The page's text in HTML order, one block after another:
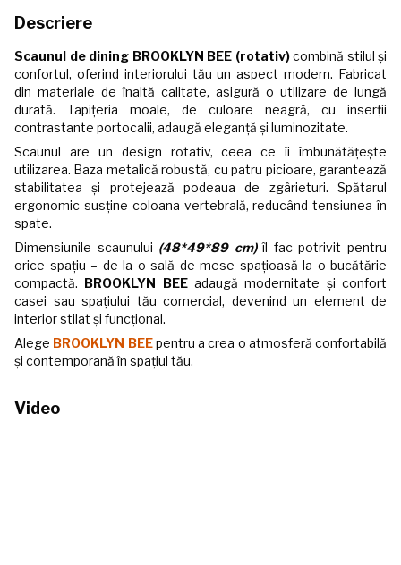
Descriere
Scaunul de dining BROOKLYN BEE (rotativ)combină stilul și
confortul, oferind interiorului tău un aspect modern. Fabricat
din materiale de înaltă calitate, asigură o utilizare de lungă
durată. Tapițeria moale, de culoare neagră, cu inserții
contrastante portocalii, adaugă eleganță și luminozitate.
Scaunul are un design rotativ, ceea ce îi îmbunătățește
utilizarea. Baza metalică robustă, cu patru picioare, garantează
stabilitatea și protejează podeaua de zgârieturi. Spătarul
ergonomic susține coloana vertebrală, reducând tensiunea în
spate.
Dimensiunile scaunului (48*49*89 cm)îl fac potrivit pentru
orice spațiu – de la o sală de mese spațioasă la o bucătărie
compactă. BROOKLYN BEEadaugă modernitate și confort
casei sau spațiului tău comercial, devenind un element de
interior stilat și funcțional.
Alege BROOKLYN BEEpentru a crea o atmosferă confortabilă
și contemporană în spațiul tău.
Video